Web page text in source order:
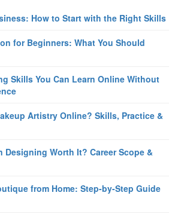
How to Start with the Right Skills
for Beginners: What You Should
Skills You Can Learn Online Without
Artistry Online? Skills, Practice &
Designing Worth It? Career Scope &
from Home: Step-by-Step Guide